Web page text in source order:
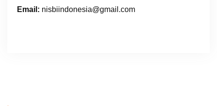
Email: nisbiindonesia@gmail.com